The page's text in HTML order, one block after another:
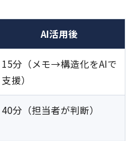
AI活用後
15分（メモ→構造化をAIで
支援）
40分（担当者が判断）